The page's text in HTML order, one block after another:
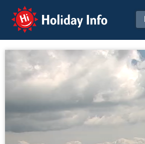
Holiday Info